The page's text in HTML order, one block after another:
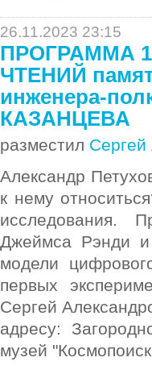
26.11.2023 23:15
ПРОГРАММА
ЧТЕНИЙ
инженера-
КАЗАНЦЕВА
разместил Сергей
Александр
к нему
исследования.
Джеймса Рэнди и
модели
первых
Сергей
адресу:
музей